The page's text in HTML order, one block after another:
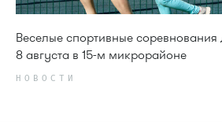
Веселые спортивные
8 августа в 15-м микрорайоне
НОВОСТИ